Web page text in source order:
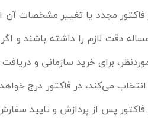
مجدد یا تغییر مشخصات
دقت لازم را داشته باشند و
برای خرید سازمانی و دریافت
می‌کند، در فاکتور درج
پس از پردازش و تایید